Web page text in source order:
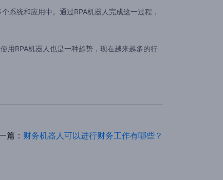
统和应用中。通过RPA机器人完成这一过程，
RPA机器人也是一种趋势，现在越来越多的行
篇： 财务机器人可以进行财务工作有哪些？